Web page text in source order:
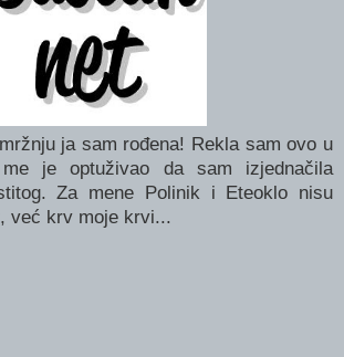
ja sam rođena! Rekla sam ovo u
je optuživao da sam izjednačila
Za mene Polinik i Eteoklo nisu
već krv moje krvi...